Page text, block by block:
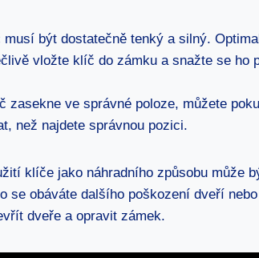
být dostatečně tenký a silný.
vložte klíč do zámku a snažte se
zasekne ve správné poloze, můžete
než najdete správnou pozici.
klíče jako náhradního způsobu může
se obáváte dalšího poškození dveří
dveře a opravit zámek.